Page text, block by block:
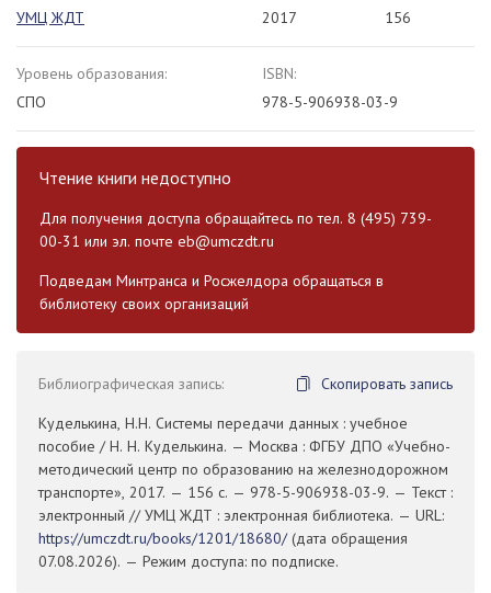
УМЦ ЖДТ
2017
156
Уровень образования:
СПО
ISBN:
978-5-906938-03-9
Чтение книги недоступно
Для получения доступа обращайтесь по тел. 8 (495) 739-
00-31 или эл. почте eb@umczdt.ru
Подведам Минтранса и Росжелдора обращаться в
библиотеку своих организаций
Библиографическая запись:
Скопировать запись
Куделькина, Н.Н. Системы передачи данных : учебное
пособие / Н. Н. Куделькина. — Москва : ФГБУ ДПО «Учебно-
методический центр по образованию на железнодорожном
транспорте», 2017. — 156 с. — 978-5-906938-03-9. — Текст :
электронный // УМЦ ЖДТ : электронная библиотека. — URL:
https://umczdt.ru/books/1201/18680/(дата обращения
07.08.2026). — Режим доступа: по подписке.